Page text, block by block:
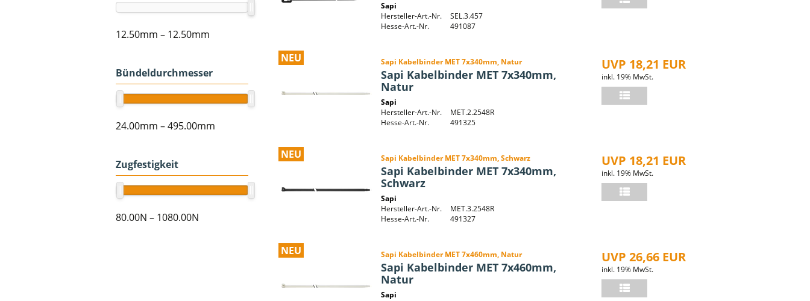
12.50mm – 12.50mm
Bündeldurchmesser
24.00mm –495.00mm
Zugfestigkeit
80.00N – 1080.00N
Sapi
Hersteller-Art.-Nr.
SEL.3.457
Hesse-Art.-Nr.
491087
NEU Sapi Kabelbinder MET 7x340mm, Natur
Sapi Kabelbinder MET 7x340mm,
Natur
Sapi
Hersteller-Art.-Nr.
MET.2.2548R
Hesse-Art.-Nr.
491325
UVP 18,21 EUR
inkl. 19% MwSt.
NEU Sapi Kabelbinder MET 7x340mm, Schwarz
Sapi Kabelbinder MET 7x340mm,
Schwarz
Sapi
Hersteller-Art.-Nr.
MET.3.2548R
Hesse-Art.-Nr.
491327
UVP 18,21 EUR
inkl. 19% MwSt.
NEU Sapi Kabelbinder MET 7x460mm, Natur
Sapi Kabelbinder MET 7x460mm,
Natur
Sapi
UVP 26,66 EUR
inkl. 19% MwSt.